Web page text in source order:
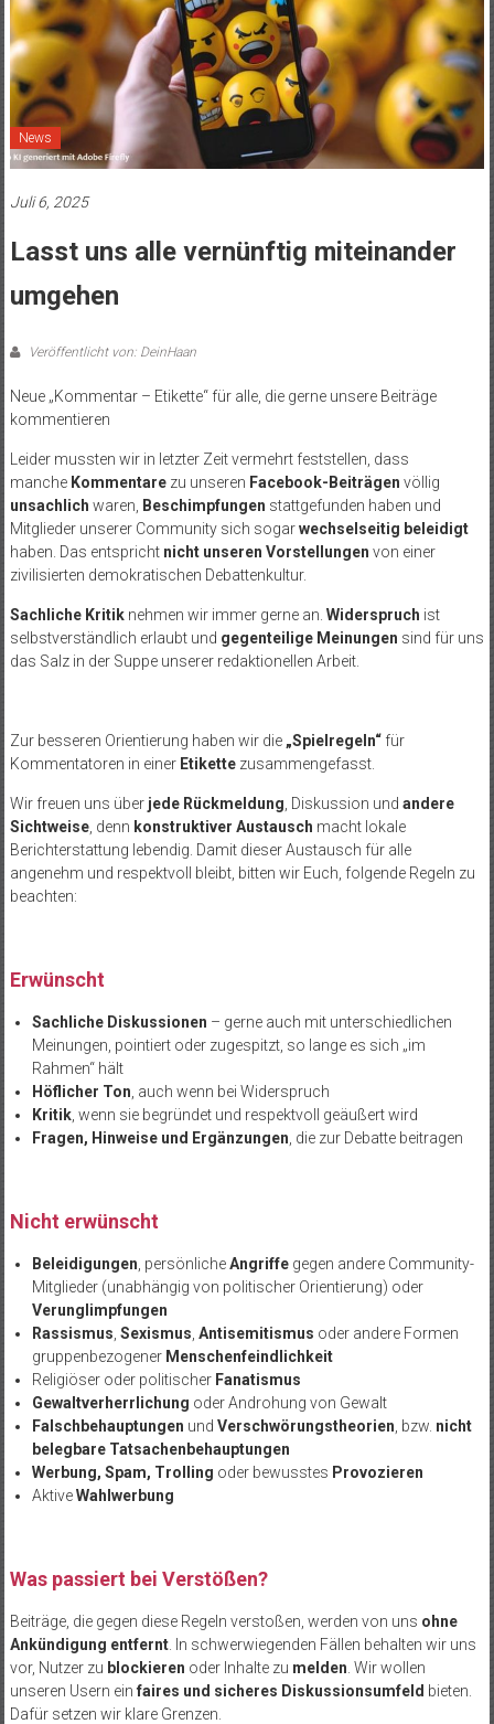
News
Juli 6, 2025
Lasst uns alle vernünftig miteinander
umgehen
Veröffentlicht von: DeinHaan
Neue „Kommentar – Etikette“ für alle, die gerne unsere Beiträge
kommentieren
Leider mussten wir in letzter Zeit vermehrt feststellen, dass
manche Kommentarezu unseren Facebook-Beiträgen völlig
unsachlich waren, Beschimpfungen stattgefunden haben und
Mitglieder unserer Community sich sogarwechselseitig beleidigt
haben. Das entspricht nicht unseren Vorstellungen von einer
zivilisierten demokratischen Debattenkultur.
Sachliche Kritiknehmen wir immer gerne an. Widerspruch ist
selbstverständlich erlaubt und gegenteilige Meinungen sind für uns
das Salz in der Suppe unserer redaktionellen Arbeit.
Zur besseren Orientierung haben wir die „Spielregeln“für
Kommentatoren in einer Etikettezusammengefasst.
Wir freuen uns über jede Rückmeldung , Diskussion und andere
Sichtweise, denn konstruktiver Austausch macht lokale
Berichterstattung lebendig. Damit dieser Austausch für alle
angenehm und respektvoll bleibt, bitten wir Euch, folgende Regeln zu
beachten:
Erwünscht
Sachliche Diskussionen – gerne auch mit unterschiedlichen
Meinungen, pointiert oder zugespitzt, so lange es sich „im
Rahmen“ hält
H öflicher Ton , auch wenn bei Widerspruch
Kritik, wenn sie begründet und respektvoll geäußert wird
Fragen, Hinweise und Ergänzungen , die zur Debatte beitragen
Nicht erwünscht
Beleidigungen , persönlicheAngriffegegen andere Community-
Mitglieder (unabhängig von politischer Orientierung) oder
Verunglimpfungen
Rassismus Sexismus Antisemitismus oder andere Formen
gruppenbezogener Menschenfeindlichkeit
Religiöser oder politischer Fanatismus
Gewaltverherrlichung oder Androhung von Gewalt
Falschbehauptungen und Verschwörungstheorien , bzw. nicht
belegbare Tatsachenbehauptungen
Werbung, Spam, Trolling oder bewusstes Provozieren
AktiveWahlwerbung
Was passiert bei Verstößen?
Beiträge, die gegen diese Regeln verstoßen, werden von uns ohne
Ankündigung entfernt. In schwerwiegenden Fällen behalten wir uns
vor, Nutzer zu blockieren oder Inhalte zu melden . Wir wollen
unseren Usern ein faires und sicheres Diskussionsumfeld bieten.
Dafür setzen wir klare Grenzen.